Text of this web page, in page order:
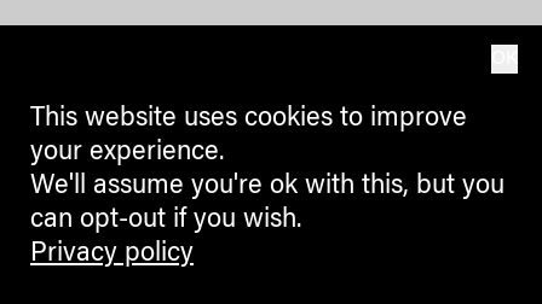
This website uses cookies to improve
your experience.
We'll assume you're ok with this, but you
can opt-out if you wish.
Privacy policy